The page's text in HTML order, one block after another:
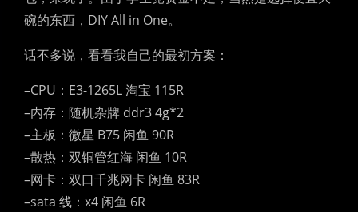
碗的东西，DIY All in One。
话不多说，看看我自己的最初方案：
–CPU：E3-1265L 淘宝 115R
–内存：随机杂牌 ddr3 4g*2
–主板：微星 B75 闲鱼 90R
–散热：双铜管红海 闲鱼 10R
–网卡：双口千兆网卡 闲鱼 83R
–sata 线：x4 闲鱼 6R